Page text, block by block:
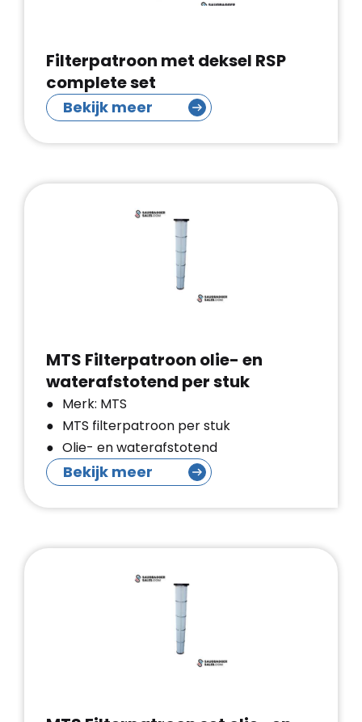
Filterpatroon met deksel RSP
complete set
Bekijk meer
MTS Filterpatroon olie- en
waterafstotend per stuk
Merk: MTS
MTS filterpatroon per stuk
Olie- en waterafstotend
Bekijk meer